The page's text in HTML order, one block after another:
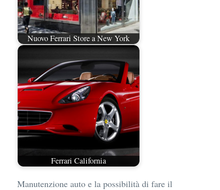
Nuovo Ferrari Store a New York
Ferrari California
Manutenzione auto e la possibilità di fare il